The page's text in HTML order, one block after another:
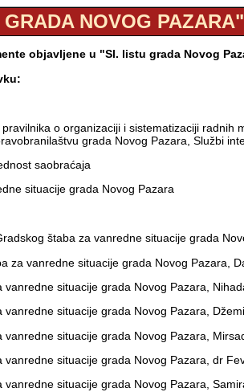
NOVOG
objavljene u "Sl. listu grada Novog
o organizaciji i sistematizaciji
grada Novog Pazara, Službi
saobraćaja
situacije grada Novog Pazara
štaba za vanredne situacije grada
za vanredne situacije grada Novog Pazara,
situacije grada Novog Pazara,
situacije grada Novog Pazara,
situacije grada Novog Pazara,
situacije grada Novog Pazara, dr
situacije grada Novog Pazara,